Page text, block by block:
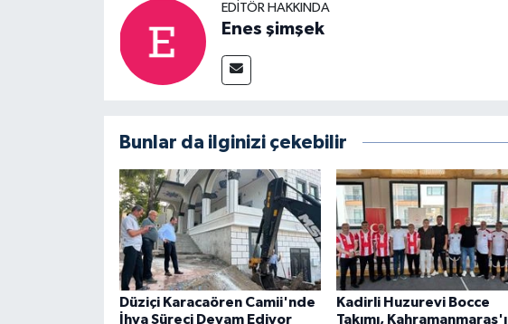
EDITÖR HAKKINDA
Enes şimşek
Bunlar da ilginizi çekebilir
Düziçi Karacaören Camii'nde
İhya Süreci Devam Ediyor
Kadirli Huzurevi Bocce
Takımı, Kahramanmaraş'ı